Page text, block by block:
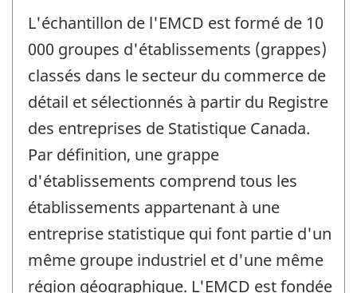
L'échantillon de l'EMCD est formé de 10
000 groupes d'établissements (grappes)
classés dans le secteur du commerce de
détail et sélectionnés à partir du Registre
des entreprises de Statistique Canada.
Par définition, une grappe
d'établissements comprend tous les
établissements appartenant à une
entreprise statistique qui font partie d'un
même groupe industriel et d'une même
région géographique. L'EMCD est fondée